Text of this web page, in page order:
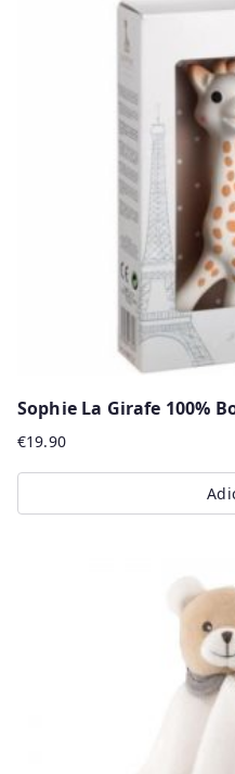
Sophie La Girafe 100%
€19.90